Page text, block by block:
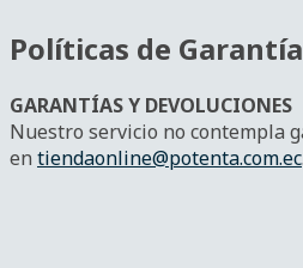
Políticas de Garantía
GARANTÍAS Y DEVOLUCIONES
Nuestro servicio no contempla
en tiendaonline@potenta.com.ec.